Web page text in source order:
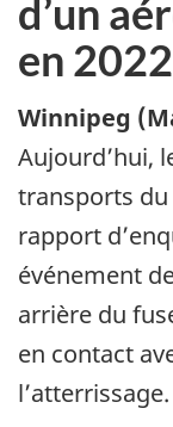
d’un
en 2022
Winnipeg
Aujourd’hui,
transports du
rapport
événement
arrière du
en contact
l’atterrissage.